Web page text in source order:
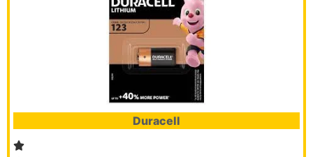
Duracell